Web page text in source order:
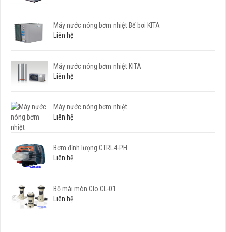
Máy nước nóng bơm nhiệt Bể bơi KITA
Liên hệ
Máy nước nóng bơm nhiệt KITA
Liên hệ
Máy nước nóng bơm nhiệt
Liên hệ
Bơm định lượng CTRL4-PH
Liên hệ
Bộ mài mòn Clo CL-01
Liên hệ